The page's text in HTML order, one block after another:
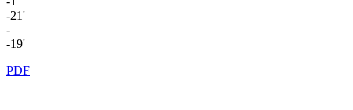
-21'
-
-19'
PDF